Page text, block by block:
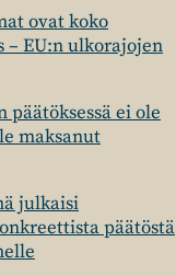
ovat koko
– EU:n ulkorajojen
päätöksessä ei ole
maksanut
julkaisi
päätöstä